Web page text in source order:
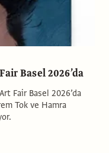
Basel 2026’da
Fair Basel 2026’da
Tok ve Hamra